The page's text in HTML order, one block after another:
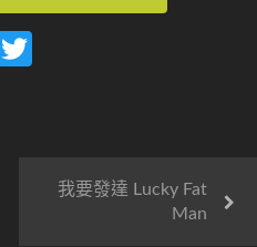
Facebook
我要發達 Lucky Fat
Man